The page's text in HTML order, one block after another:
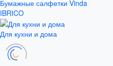
Бумажные салфетки Vinda
IBRICO
Для кухни и дома